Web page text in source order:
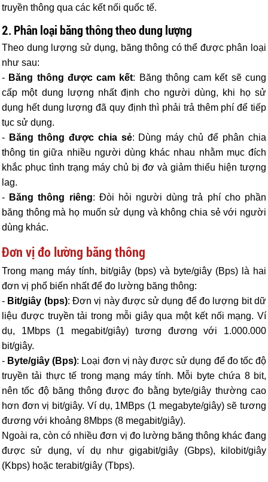
truyền thông qua các kết nối quốc tế.
2. Phân loại băng thông theo dung lượng
Theo dung lượng sử dụng, băng thông có thể được phân loại
như sau:
- Băng thông được cam kết: Băng thông cam kết sẽ cung
cấp một dung lượng nhất định cho người dùng, khi họ sử
dụng hết dung lượng đã quy định thì phải trả thêm phí để tiếp
tục sử dụng.
- Băng thông được chia sẻ: Dùng máy chủ để phân chia
thông tin giữa nhiều người dùng khác nhau nhằm mục đích
khắc phục tình trạng máy chủ bị đơ và giảm thiểu hiện tượng
lag.
- Băng thông riêng: Đòi hỏi người dùng trả phí cho phần
băng thông mà họ muốn sử dụng và không chia sẻ với người
dùng khác.
Đơn vị đo lường băng thông
Trong mạng máy tính, bit/giây (bps) và byte/giây (Bps) là hai
đơn vị phổ biến nhất để đo lường băng thông:
- Bit/giây (bps): Đơn vị này được sử dụng để đo lượng bit dữ
liệu được truyền tải trong mỗi giây qua một kết nối mạng. Ví
dụ, 1Mbps (1 megabit/giây) tương đương với 1.000.000
bit/giây.
- Byte/giây (Bps): Loại đơn vị này được sử dụng để đo tốc độ
truyền tải thực tế trong mạng máy tính. Mỗi byte chứa 8 bit,
nên tốc độ băng thông được đo bằng byte/giây thường cao
hơn đơn vị bit/giây. Ví dụ, 1MBps (1 megabyte/giây) sẽ tương
đương với khoảng 8Mbps (8 megabit/giây).
Ngoài ra, còn có nhiều đơn vị đo lường băng thông khác đang
được sử dụng, ví dụ như gigabit/giây (Gbps), kilobit/giây
(Kbps) hoặc terabit/giây (Tbps).